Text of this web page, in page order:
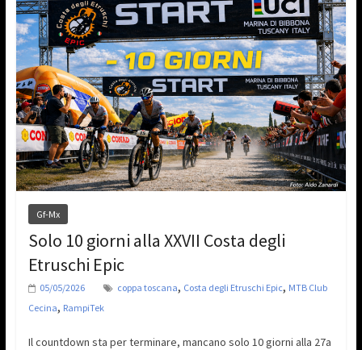
Gf-Mx
Solo 10 giorni alla XXVII Costa degli
Etruschi Epic
05/05/2026 coppa toscana, Costa degli Etruschi Epic, MTB Club
Cecina, RampiTek
Il countdown sta per terminare, mancano solo 10 giorni alla 27a